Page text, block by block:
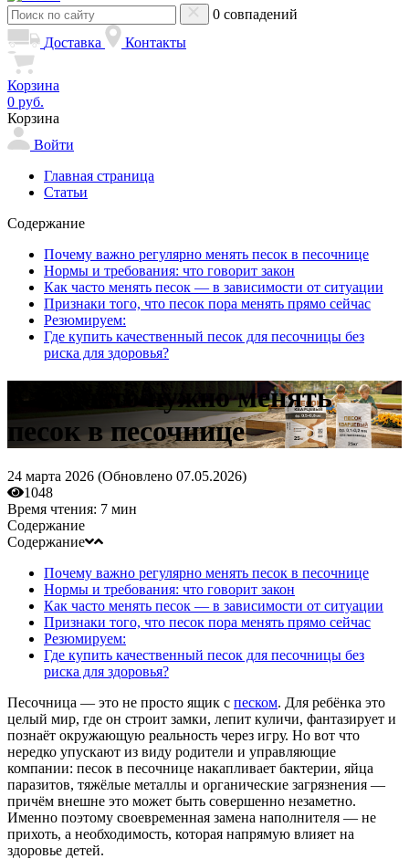
0 совпадений
Доставка
Контакты
Корзина
0 руб.
Корзина
Войти
Главная страница
Статьи
Содержание
Почему важно регулярно менять песок в песочнице
Нормы и требования: что говорит закон
Как часто менять песок — в зависимости от ситуации
Признаки того, что песок пора менять прямо сейчас
Резюмируем:
Где купить качественный песок для песочницы без
риска для здоровья?
Как часто нужно менять
песок в песочнице
24 марта 2026 (Обновлено 07.05.2026)
1048
Время чтения: 7 мин
Содержание
Содержание
Почему важно регулярно менять песок в песочнице
Нормы и требования: что говорит закон
Как часто менять песок — в зависимости от ситуации
Признаки того, что песок пора менять прямо сейчас
Резюмируем:
Где купить качественный песок для песочницы без
риска для здоровья?
Песочница — это не просто ящик с песком. Для ребёнка это
целый мир, где он строит замки, лепит куличи, фантазирует и
познаёт окружающую реальность через игру. Но вот что
нередко упускают из виду родители и управляющие
компании: песок в песочнице накапливает бактерии, яйца
паразитов, тяжёлые металлы и органические загрязнения —
причём внешне это может быть совершенно незаметно.
Именно поэтому своевременная замена наполнителя — не
прихоть, а необходимость, которая напрямую влияет на
здоровье детей.